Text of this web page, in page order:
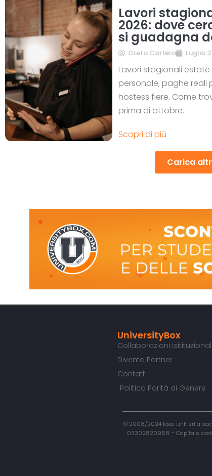
Lavori
2026: dove
si guadagna
Greta Cartera Luglio
Lavori stagionali
personale, paghe reali
hostess fiere. Come
prima di ottobre.
Scopri di più
Carica
UniversityBox
Collaborazioni isitituzionali
Diventa Partner
Contatti
Politica Parità di Genere
© 2008/2024 Idea Link srl a
03302820968 – Capitale